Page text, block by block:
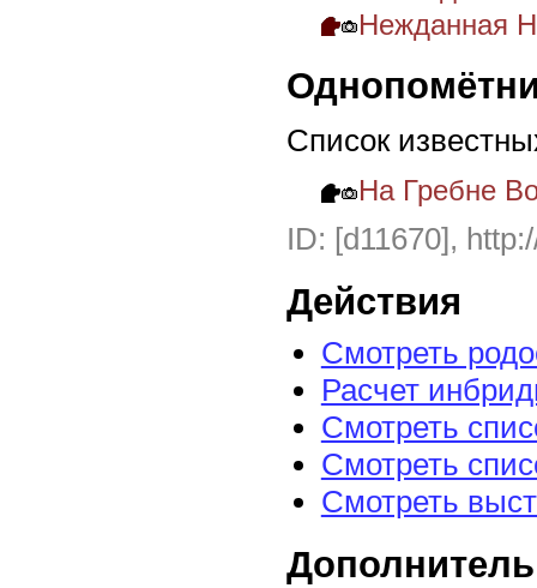
Нежданная
Список
На Гребне
ID: [d11670],
Действия
Смотреть
Расчет
Смотреть
Смотреть
Смотреть